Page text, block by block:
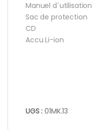
Manuel d´utilisation
Sac de protection
CD
Accu Li-ion
UGS :01MK.13